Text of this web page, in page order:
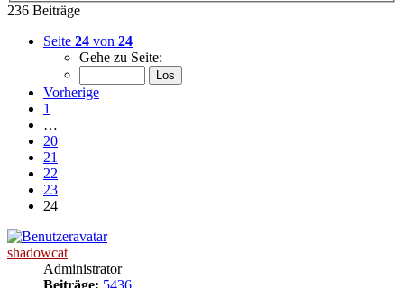
236 Beiträge
Seite 24 von 24
Gehe zu Seite:
Vorherige
1
…
20
21
22
23
24
shadowcat
Administrator
Beiträge: 5436